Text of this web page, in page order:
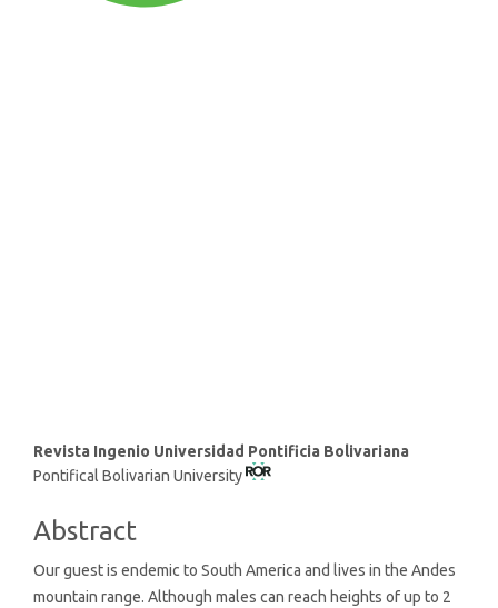
Main
Article
Revista Ingenio Universidad Pontificia Bolivariana
Pontifical Bolivarian University
Abstract
Our guest is endemic to South America and lives in the Andes
mountain range. Although males can reach heights of up to 2